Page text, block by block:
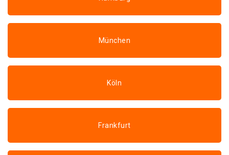
München
Köln
Frankfurt